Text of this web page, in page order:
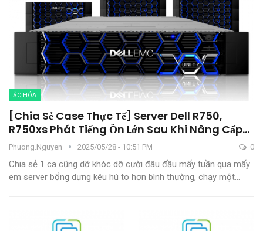
ẢO HÓA
[Chia Sẻ Case Thực Tế] Server Dell R750,
R750xs Phát Tiếng Ồn Lớn Sau Khi Nâng Cấp…
Phuong.nguyen 2025/05/28 - 10:51 PM 0
Chia sẻ 1 ca cũng dỡ khóc dỡ cười đâu đầu mấy tuần qua mấy
em server bổng dưng kêu hú to hơn bình thường, chạy một…